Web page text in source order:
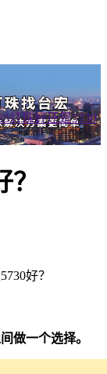
灯珠好还是5730
好？
做一个选择。